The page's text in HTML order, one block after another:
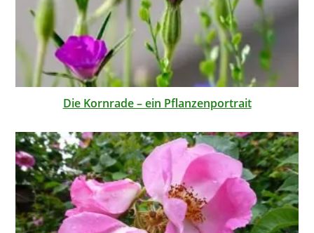
Die Kornrade – ein Pflanzenportrait